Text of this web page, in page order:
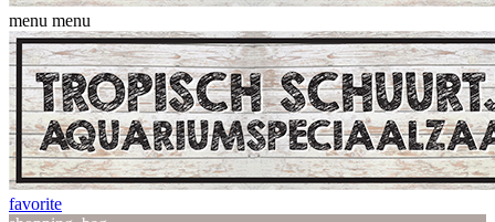
menu menu
favorite